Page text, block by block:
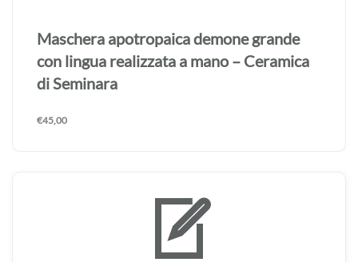
Maschera apotropaica demone grande
con lingua realizzata a mano – Ceramica
di Seminara
€45,00